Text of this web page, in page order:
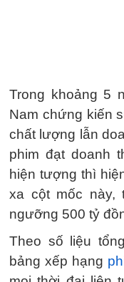
Trong khoảng 5
Nam chứng kiến
chất lượng lẫn
phim đạt doanh
hiện tượng thì
xa cột mốc này,
ngưỡng 500 tỷ
Theo số liệu
bảng xếp hạng